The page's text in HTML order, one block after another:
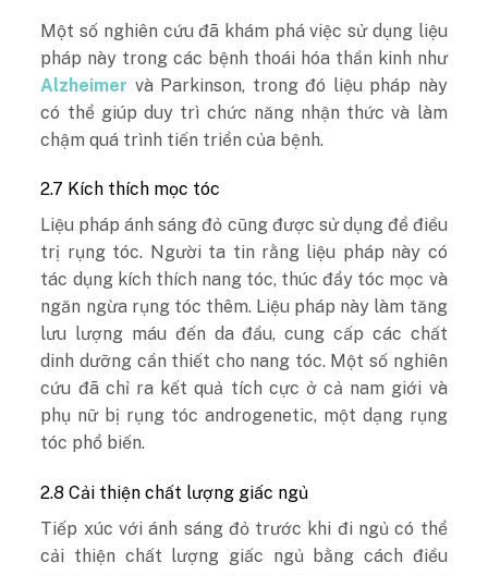
Một số nghiên cứu đã khám phá việc sử dụng liệu
pháp này trong các bệnh thoái hóa thần kinh như
Alzheimer và Parkinson, trong đó liệu pháp này
có thể giúp duy trì chức năng nhận thức và làm
chậm quá trình tiến triển của bệnh.
2.7 Kích thích mọc tóc
Liệu pháp ánh sáng đỏ cũng được sử dụng để điều
trị rụng tóc. Người ta tin rằng liệu pháp này có
tác dụng kích thích nang tóc, thúc đẩy tóc mọc và
ngăn ngừa rụng tóc thêm. Liệu pháp này làm tăng
lưu lượng máu đến da đầu, cung cấp các chất
dinh dưỡng cần thiết cho nang tóc. Một số nghiên
cứu đã chỉ ra kết quả tích cực ở cả nam giới và
phụ nữ bị rụng tóc androgenetic, một dạng rụng
tóc phổ biến.
2.8 Cải thiện chất lượng giấc ngủ
Tiếp xúc với ánh sáng đỏ trước khi đi ngủ có thể
cải thiện chất lượng giấc ngủ bằng cách điều